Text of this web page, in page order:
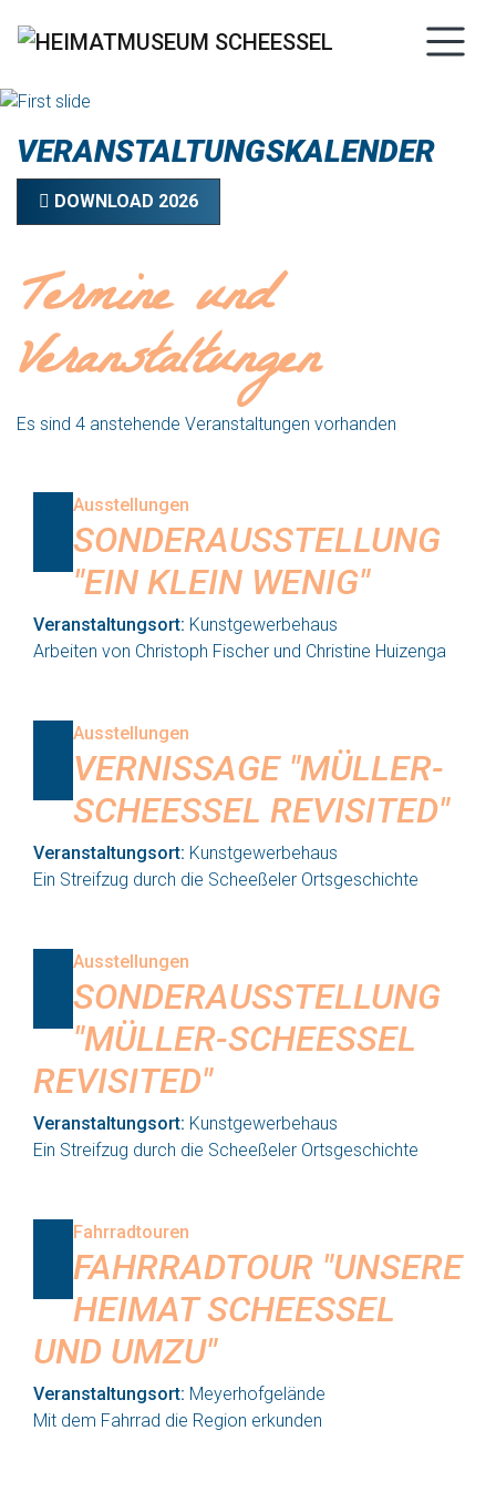
VERANSTALTUNGSKALENDER
DOWNLOAD 2026
Termine und
Veranstaltungen
Es sind 4 anstehende Veranstaltungen vorhanden
Ausstellungen
SONDERAUSSTELLUNG
"EIN KLEIN WENIG"
Veranstaltungsort: Kunstgewerbehaus
Arbeiten von Christoph Fischer und Christine Huizenga
Ausstellungen
VERNISSAGE "MÜLLER-
SCHEESSEL REVISITED"
Veranstaltungsort: Kunstgewerbehaus
Ein Streifzug durch die Scheeßeler Ortsgeschichte
Ausstellungen
SONDERAUSSTELLUNG
"MÜLLER-SCHEESSEL R
EVISITED"
Veranstaltungsort: Kunstgewerbehaus
Ein Streifzug durch die Scheeßeler Ortsgeschichte
Fahrradtouren
FAHRRADTOUR "UNSERE
HEIMAT SCHEESSEL U
ND UMZU"
Veranstaltungsort: Meyerhofgelände
Mit dem Fahrrad die Region erkunden